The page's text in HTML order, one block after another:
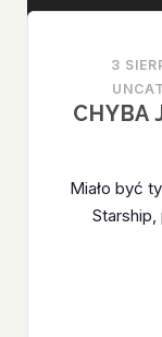
3
CHYBA
Miało być